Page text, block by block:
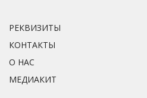
РЕКВИЗИТЫ
КОНТАКТЫ
О НАС
МЕДИАКИТ